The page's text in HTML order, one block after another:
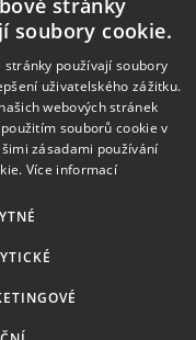
Partner projektu
15a
4
stránky
soubory cookie.
stránky používají soubory
uživatelského zážitku.
webových stránek
souborů cookie v
zásadami používání
Více informací